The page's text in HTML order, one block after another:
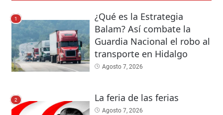
1
¿Qué es la Estrategia
Balam? Así combate la
Guardia Nacional el robo al
transporte en Hidalgo
Agosto 7, 2026
2 La feria de las ferias
Agosto 7, 2026